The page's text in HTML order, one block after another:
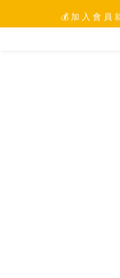
💰 加 入 會 員
💰 加 入 會 員
💰 填 寫 完 整 會